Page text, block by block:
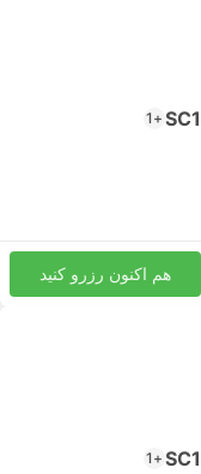
+1
هم اکنون رزرو کنید
+1